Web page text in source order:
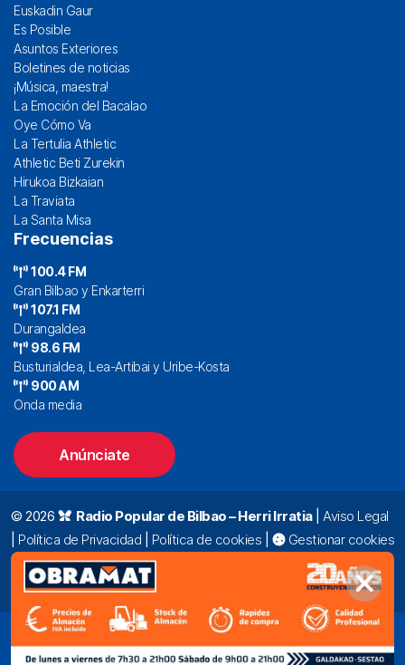
Euskadin Gaur
Es Posible
Asuntos Exteriores
Boletines de noticias
¡Música, maestra!
La Emoción del Bacalao
Oye Cómo Va
La Tertulia Athletic
Athletic Beti Zurekin
Hirukoa Bizkaian
La Traviata
La Santa Misa
Frecuencias
100.4 FM
Gran Bilbao y Enkarterri
107.1 FM
Durangaldea
98.6 FM
Busturialdea, Lea-Artibai y Uribe-Kosta
900 AM
Onda media
Anúnciate
© 2026 Radio Popular de Bilbao – Herri Irratia| Aviso Legal
Política de Privacidad Política de cookies
Gestionar cookies
Alda. Mazarredo, 47 – 7º 48009 Bilbao |
94 423 92 00
|
oyentes@radiopopular.com